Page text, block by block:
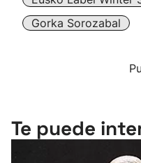
Gorka Sorozabal
Te puede